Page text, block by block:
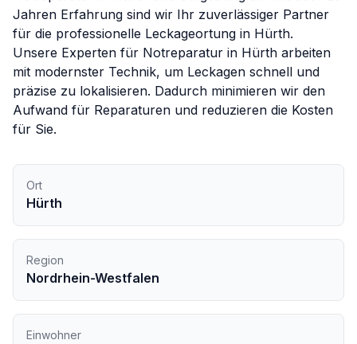
Jahren Erfahrung sind wir Ihr zuverlässiger Partner
für die professionelle Leckageortung in Hürth.
Unsere Experten für Notreparatur in Hürth arbeiten
mit modernster Technik, um Leckagen schnell und
präzise zu lokalisieren. Dadurch minimieren wir den
Aufwand für Reparaturen und reduzieren die Kosten
für Sie.
Ort
Hürth
Region
Nordrhein-Westfalen
Einwohner